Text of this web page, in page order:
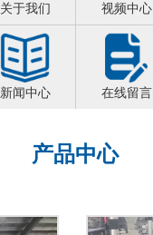
关于我们 视频中心
新闻中心 在线留言
产品中心